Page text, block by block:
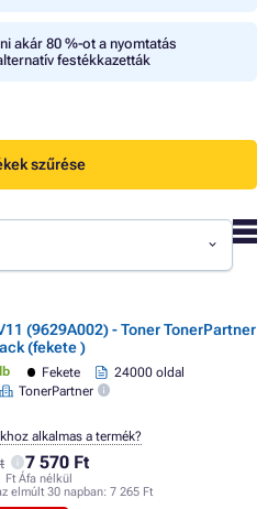
akár 80 %-ot a nyomtatás
festékkazetták
szűrése
(9629A002) - Toner TonerPartner
(fekete )
Fekete
24000 oldal
TonerPartner
7 570 Ft
Ft Áfa nélkül
elmúlt 30 napban: 7 265 Ft
alkalmas a termék?